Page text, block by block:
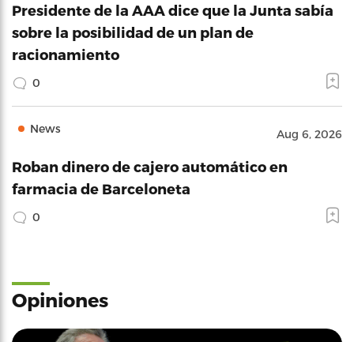
Presidente de la AAA dice que la Junta sabía
sobre la posibilidad de un plan de
racionamiento
0
News Aug 6, 2026
Roban dinero de cajero automático en
farmacia de Barceloneta
0
Opiniones